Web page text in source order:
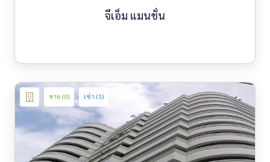
จีเอ็ม แมนชั่น
ขาย (0) เช่า (1)